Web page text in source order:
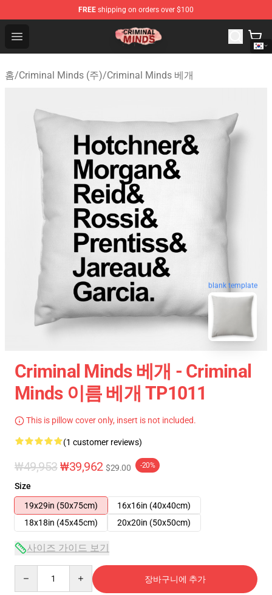
FREE shipping on orders over $100
Open menu
Criminal Minds Shop - Official Criminal Minds
홈/Criminal Minds (주)/Criminal Minds 베개
blank template
Criminal Minds 베개 - Criminal
Minds 이름 베개 TP1011
This is pillow cover only, insert is not included.
(1 customer reviews)
₩49,953 ₩39,962 $29.00 -20%
Size
19x29in (50x75cm)
16x16in (40x40cm)
18x18in (45x45cm)
20x20in (50x50cm)
사이즈 가이드 보기
장바구니에 추가